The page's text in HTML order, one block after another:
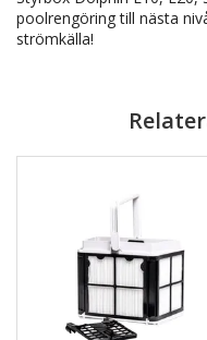
poolrengöring till nästa
strömkälla!